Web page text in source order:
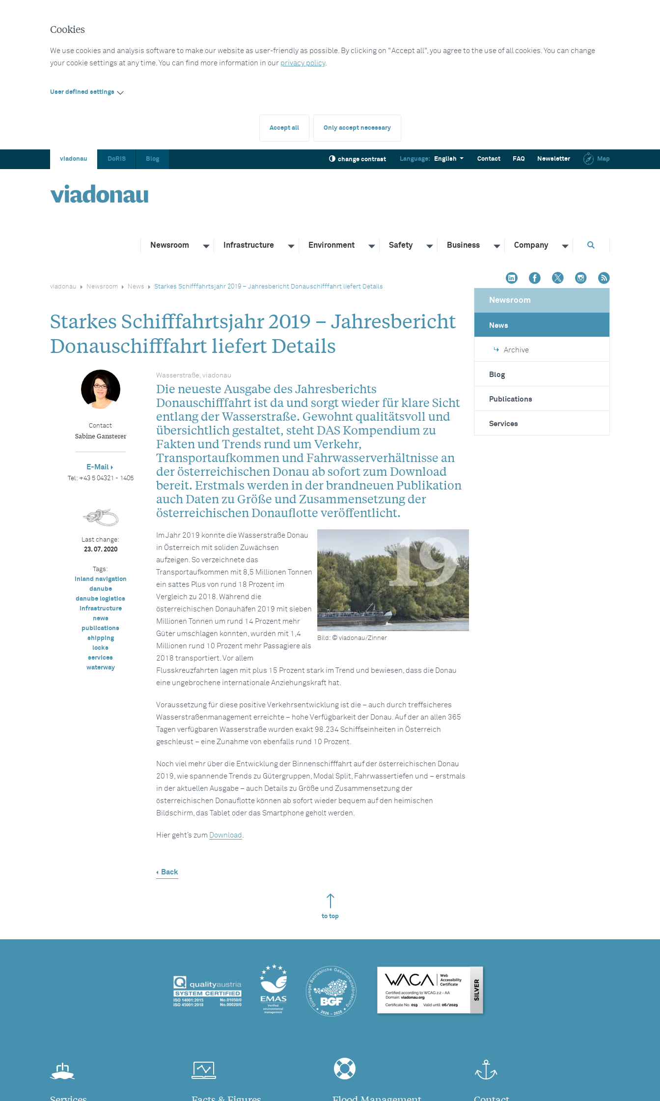
Cookies
We use cookies and analysis software to make our website as user-friendly as possible. By clicking on "Accept all", you agree to the use of all cookies. You can change
your cookie settings at any time. You can find more information in our privacy policy.
User defined settings
Accept all Only accept necessary
viadonau DoRIS Blog change contrast Language: English Contact FAQ Newsletter Map
Newsroom Infrastructure Environment Safety Business Company
viadonau Newsroom News Starkes Schifffahrtsjahr 2019 – Jahresbericht Donauschifffahrt liefert Details
Starkes Schifffahrtsjahr 2019 – Jahresbericht
Donauschifffahrt liefert Details
Wasserstraße, viadonau
Die neueste Ausgabe des Jahresberichts
Donauschifffahrt ist da und sorgt wieder für klare Sicht
entlang der Wasserstraße. Gewohnt qualitätsvoll und
übersichtlich gestaltet, steht DAS Kompendium zu
Fakten und Trends rund um Verkehr,
Transportaufkommen und Fahrwasserverhältnisse an
der österreichischen Donau ab sofort zum Download
bereit. Erstmals werden in der brandneuen Publikation
auch Daten zu Größe und Zusammensetzung der
österreichischen Donauflotte veröffentlicht.
Bild: © viadonau/Zinner
Im Jahr 2019 konnte die Wasserstraße Donau
in Österreich mit soliden Zuwächsen
aufzeigen. So verzeichnete das
Transportaufkommen mit 8,5 Millionen Tonnen
ein sattes Plus von rund 18 Prozent im
Vergleich zu 2018. Während die
österreichischen Donauhäfen 2019 mit sieben
Millionen Tonnen um rund 14 Prozent mehr
Güter umschlagen konnten, wurden mit 1,4
Millionen rund 10 Prozent mehr Passagiere als
2018 transportiert. Vor allem
Flusskreuzfahrten lagen mit plus 15 Prozent stark im Trend und bewiesen, dass die Donau
eine ungebrochene internationale Anziehungskraft hat.
Voraussetzung für diese positive Verkehrsentwicklung ist die – auch durch treffsicheres
Wasserstraßenmanagement erreichte – hohe Verfügbarkeit der Donau. Auf der an allen 365
Tagen verfügbaren Wasserstraße wurden exakt 98.234 Schiffseinheiten in Österreich
geschleust – eine Zunahme von ebenfalls rund 10 Prozent.
Noch viel mehr über die Entwicklung der Binnenschifffahrt auf der österreichischen Donau
2019, wie spannende Trends zu Gütergruppen, Modal Split, Fahrwassertiefen und – erstmals
in der aktuellen Ausgabe – auch Details zu Größe und Zusammensetzung der
österreichischen Donauflotte können ab sofort wieder bequem auf den heimischen
Bildschirm, das Tablet oder das Smartphone geholt werden.
Hier geht’s zum Download .
Back
Contact
Sabine Gansterer
E-Mail
Tel: +43 5 04321 - 1405
Last change:
23. 07. 2020
Tags:
inland navigation
danube
danube logistics
infrastructure
news
publications
shipping
locks
services
waterway
Newsroom
News
Archive
Blog
Publications
Services
to top